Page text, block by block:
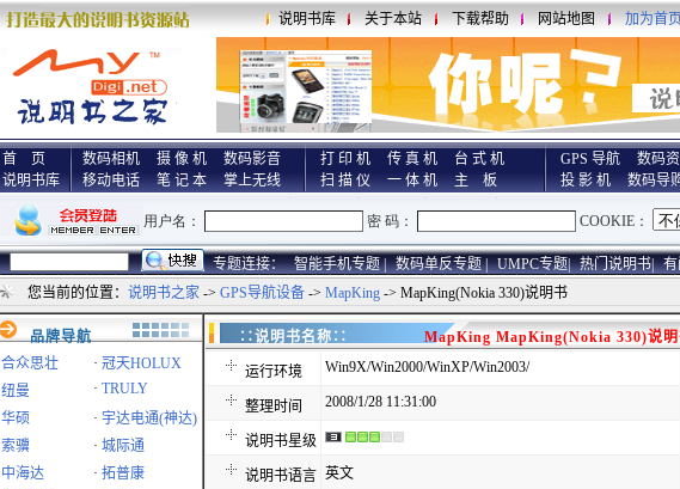
说明书库 关于本站 下载帮助 网站地图 加为首
首 页
说明书库
数码相机 摄 像 机
数码影音
移动电话
笔 记 本 掌上无线
打 印 机 传 真 机
台 式 机
扫 描 仪
一 体 机 主 板
GPS 导航 数码
投 影 机
数码导
专题连接： 智能手机专题 | 数码单反专题 | UMPC专题| 热门说明书| 有
您当前的位置： 说明书之家 -> GPS导航设备 -> MapKing -> MapKing(Nokia 330)说明书
品牌导航
合众思壮 · 冠天HOLUX
纽曼 · TRULY
华硕 · 宇达电通(神达)
索骥 · 城际通
中海达 · 拓普康
∷说明书名称∷ MapKing MapKing(Nokia 330)说明
运行环境 Win9X/Win2000/WinXP/Win2003/
整理时间 2008/1/28 11:31:00
说明书星级
说明书语言 英文